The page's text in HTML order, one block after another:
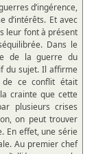
d’ingérence,
d’intérêts. Et avec
leur font à présent
Dans le
de la guerre du
du sujet. Il affirme
ce conflit était
crainte que cette
plusieurs crises
on peut trouver
En effet, une série
Au premier chef